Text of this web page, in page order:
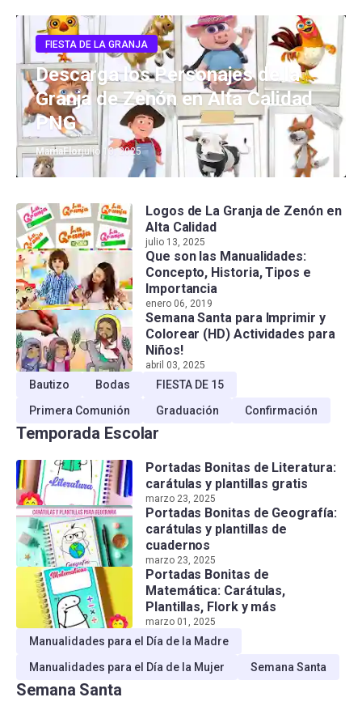
FIESTA DE LA GRANJA
Descarga los Personajes de la
Granja de Zenón en Alta Calidad
PNG
MamaFlorjulio 13, 2025
Logos de La Granja de Zenón en
Alta Calidad
julio 13, 2025
Que son las Manualidades:
Concepto, Historia, Tipos e
Importancia
enero 06, 2019
Semana Santa para Imprimir y
Colorear (HD) Actividades para
Niños!
abril 03, 2025
Bautizo Bodas
FIESTA DE 15
Primera Comunión
Graduación Confirmación
Temporada Escolar
Portadas Bonitas de Literatura:
carátulas y plantillas gratis
marzo 23, 2025
Portadas Bonitas de Geografía:
carátulas y plantillas de
cuadernos
marzo 23, 2025
Portadas Bonitas de
Matemática: Carátulas,
Plantillas, Flork y más
marzo 01, 2025
Manualidades para el Día de la Madre
Manualidades para el Día de la Mujer
Semana Santa
Semana Santa